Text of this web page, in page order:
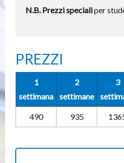
N.B. Prezzi specialiper
PREZZI
1
settimana
2
settimane
3
490 935